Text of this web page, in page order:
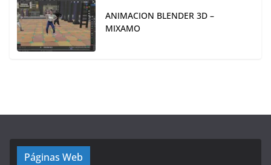
ANIMACION BLENDER 3D –
MIXAMO
Páginas Web